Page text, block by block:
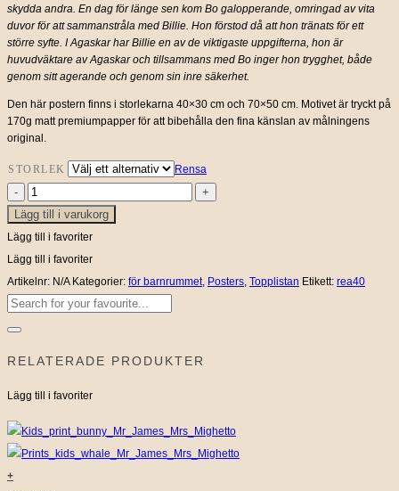
till
450 kr
skydda andra. En dag för länge sen kom Bo galopperande, omringad av vita
duvor för att sammanstråla med Billie. Hon förstod då att hon tränats för ett
större syfte. I Agaskar har Billie en av de viktigaste uppgifterna, hon är
huvudväktare av Agaskar och tillsammans med Bo inger hon trygghet, både
genom sitt agerande och genom sin inre säkerhet.
Den här postern finns i storlekarna 40×30 cm och 70×50 cm. Motivet är tryckt på
170g matt premiumpapper för att bibehålla den fina känslan av målningens
original.
STORLEK
Rensa
Poster
Billie
&
Bo
mängd
Lägg till i varukorg
Lägg till i favoriter
Lägg till i favoriter
Artikelnr: N/A Kategorier: för barnrummet, Posters, Topplistan Etikett: rea40
Sök
efter:
RELATERADE PRODUKTER
Lägg till i favoriter
+